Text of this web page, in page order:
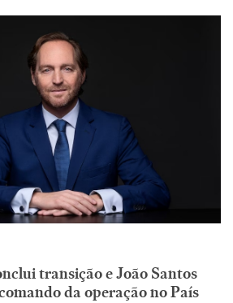
transição e João Santos
da operação no País